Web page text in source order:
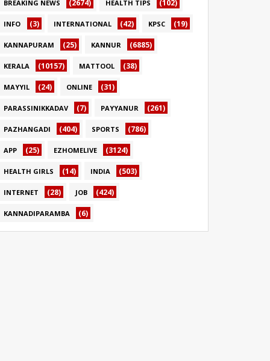
BREAKING NEWS (2674) HEALTH TIPS (102)
INFO (3) INTERNATIONAL (42) KPSC (19)
KANNAPURAM (25) KANNUR (6885)
KERALA (10157) MATTOOL (38)
MAYYIL (24) ONLINE (31)
PARASSINIKKADAV (7) PAYYANUR (261)
PAZHANGADI (404) SPORTS (786)
APP (25) EZHOMELIVE (3124)
HEALTH GIRLS (14) INDIA (503)
INTERNET (28) JOB (424)
KANNADIPARAMBA (6)